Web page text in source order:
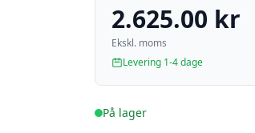
2.625.00 kr
Ekskl. moms
Levering 1-4 dage
På lager